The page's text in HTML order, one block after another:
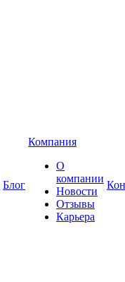
Блог
Компания
О
компании
Новости
Отзывы
Карьера